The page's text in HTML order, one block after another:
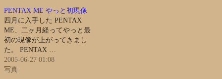
PENTAX ME やっと初現像
四月に入手した PENTAX
ME、二ヶ月経ってやっと最
初の現像が上がってきまし
た。 PENTAX …
2005-06-27 01:08
写真